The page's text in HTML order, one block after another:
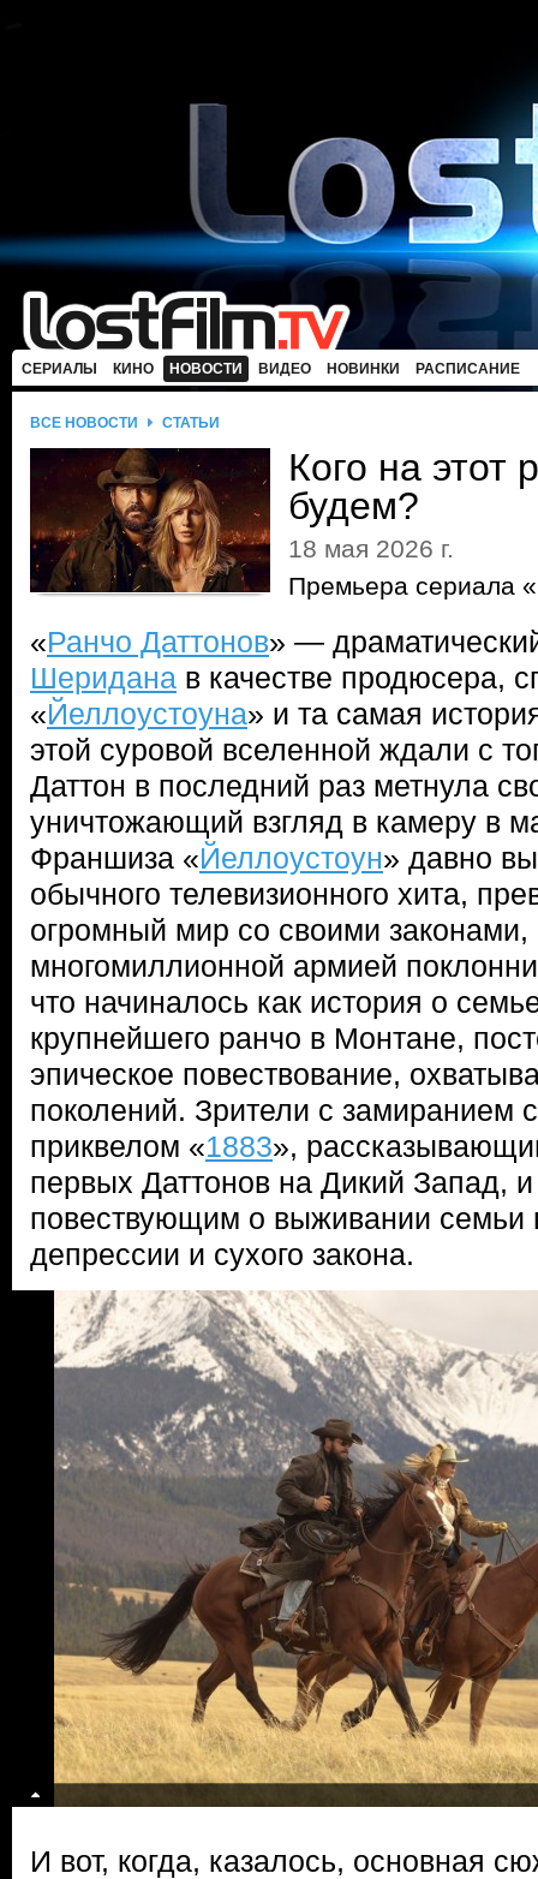
СЕРИАЛЫ КИНО НОВОСТИ ВИДЕО НОВИНКИ РАСПИСАНИЕ
ВСЕ НОВОСТИ СТАТЬИ
Кого на этот
будем?
18 мая 2026 г.
Премьера сериала
«Ранчо Даттонов» —
Шеридана в качестве продюсера,
«Йеллоустоуна» и та самая
этой суровой вселенной ждали с
Даттон в последний раз метнула
уничтожающий взгляд в камеру в
Франшиза «Йеллоустоун» давно
обычного телевизионного хита,
огромный мир со своими законами,
многомиллионной армией
что начиналось как история о
крупнейшего ранчо в Монтане,
эпическое повествование,
поколений. Зрители с замиранием
приквелом «1883»,
первых Даттонов на Дикий Запад,
повествующим о выживании семьи
депрессии и сухого закона.
И вот, когда, казалось, основная